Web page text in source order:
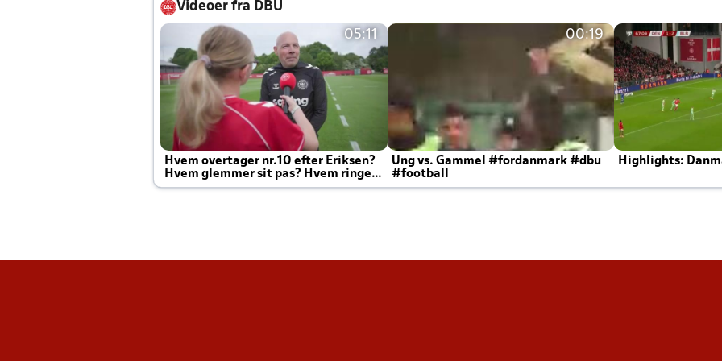
Videoer fra DBU
05:11
Hvem overtager nr.10 efter Eriksen?
Hvem glemmer sit pas? Hvem ringer
Joachim altid til efter kampe?
00:19
Ung vs. Gammel #fordanmark #dbu
#football
Highlights: